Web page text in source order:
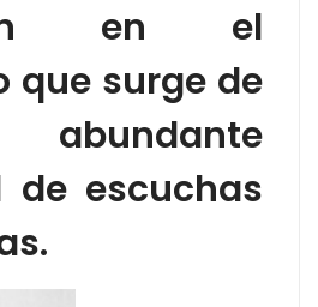
en el
que surge de
de escuchas